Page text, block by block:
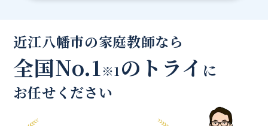
近江八幡市の家庭教師なら
全国No.1※1のトライ に
お任せください